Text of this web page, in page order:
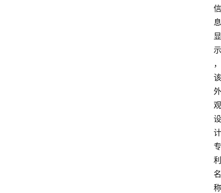
信
息
显
示
，
该
外
观
设
计
专
利
名
称